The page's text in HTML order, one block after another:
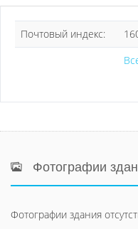
Почтовый индекс:
Фотографии
Фотографии здания